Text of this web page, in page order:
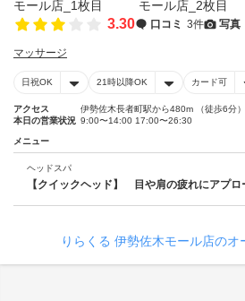
3.30 口コミ 3件 写真
マッサージ
日祝OK 21時以降OK カード可
アクセス
伊勢佐木長者町駅から480m （徒歩6分）
本日の営業状況 9:00〜14:00 17:00〜26:30
メニュー
ヘッドスパ
【クイックヘッド】 目や肩の疲れにアプロ
りらくる 伊勢佐木モール店のオ